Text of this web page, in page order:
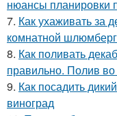
нюансы планировки
7. Как ухаживать за
комнатной
8. Как поливать
правильно. Полив
9. Как посадить
виноград